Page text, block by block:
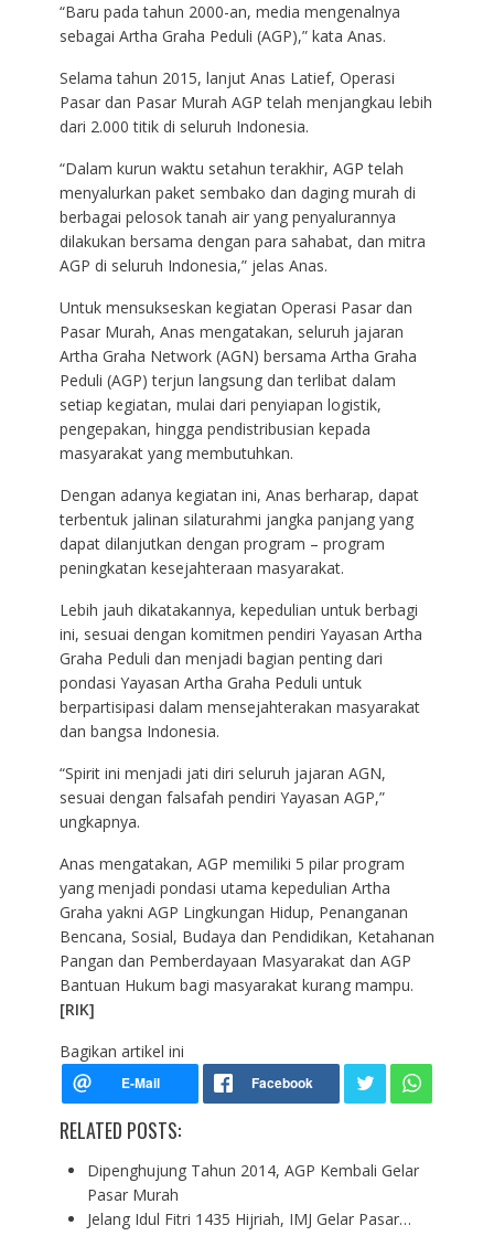
“Baru pada tahun 2000-an, media mengenalnya
sebagai Artha Graha Peduli (AGP),” kata Anas.
Selama tahun 2015, lanjut Anas Latief, Operasi
Pasar dan Pasar Murah AGP telah menjangkau lebih
dari 2.000 titik di seluruh Indonesia.
“Dalam kurun waktu setahun terakhir, AGP telah
menyalurkan paket sembako dan daging murah di
berbagai pelosok tanah air yang penyalurannya
dilakukan bersama dengan para sahabat, dan mitra
AGP di seluruh Indonesia,” jelas Anas.
Untuk mensukseskan kegiatan Operasi Pasar dan
Pasar Murah, Anas mengatakan, seluruh jajaran
Artha Graha Network (AGN) bersama Artha Graha
Peduli (AGP) terjun langsung dan terlibat dalam
setiap kegiatan, mulai dari penyiapan logistik,
pengepakan, hingga pendistribusian kepada
masyarakat yang membutuhkan.
Dengan adanya kegiatan ini, Anas berharap, dapat
terbentuk jalinan silaturahmi jangka panjang yang
dapat dilanjutkan dengan program – program
peningkatan kesejahteraan masyarakat.
Lebih jauh dikatakannya, kepedulian untuk berbagi
ini, sesuai dengan komitmen pendiri Yayasan Artha
Graha Peduli dan menjadi bagian penting dari
pondasi Yayasan Artha Graha Peduli untuk
berpartisipasi dalam mensejahterakan masyarakat
dan bangsa Indonesia.
“Spirit ini menjadi jati diri seluruh jajaran AGN,
sesuai dengan falsafah pendiri Yayasan AGP,”
ungkapnya.
Anas mengatakan, AGP memiliki 5 pilar program
yang menjadi pondasi utama kepedulian Artha
Graha yakni AGP Lingkungan Hidup, Penanganan
Bencana, Sosial, Budaya dan Pendidikan, Ketahanan
Pangan dan Pemberdayaan Masyarakat dan AGP
Bantuan Hukum bagi masyarakat kurang mampu.
[RIK]
Bagikan artikel ini
RELATED POSTS:
Dipenghujung Tahun 2014, AGP Kembali Gelar
Pasar Murah
Jelang Idul Fitri 1435 Hijriah, IMJ Gelar Pasar…